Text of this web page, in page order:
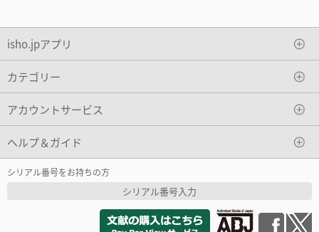
isho.jpアプリ
カテゴリー
アカウントサービス
ヘルプ＆ガイド
シリアル番号をお持ちの方
シリアル番号入力